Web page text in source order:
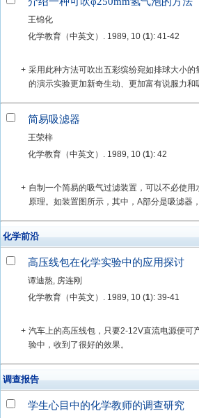
王锦化
化学教育（中英文）. 1989, 10 (1): 41-42
+ 采用此种方法可吹出五彩缤纷宛如排球大小
的演示实验更加新奇生动、更加富有说服力和
简易吸滤器
王荣梓
化学教育（中英文）. 1989, 10 (1): 42
+ 自制一个简易的吸气过滤装置，可以不必使
原理。如装置图所示，其中，A部分是吸滤器
化学前沿
高压线包在化学实验中的应用探讨
谭迪熬, 房连刚
化学教育（中英文）. 1989, 10 (1): 39-41
+ 汽车上的高压线包，只要2-12V直流电源便可
验中，收到了很好的效果。
调查报告
学生心目中的化学教师的调查研究